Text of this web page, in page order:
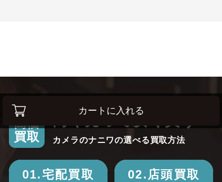
カートに入れる
高価
買取
高く売って安く買う！
カメラのナニワの選べる買取方法
01.宅配買取 02.店頭買取